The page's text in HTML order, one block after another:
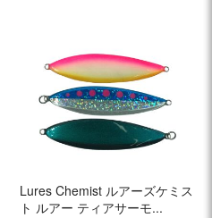
Lures Chemist ルアーズケミス
ト ルアー ティアサーモ...